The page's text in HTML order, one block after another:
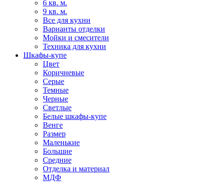
6 кв. м.
9 кв. м.
Все для кухни
Варианты отделки
Мойки и смесители
Техника для кухни
Шкафы-купе
Цвет
Коричневые
Серые
Темные
Черные
Светлые
Белые шкафы-купе
Венге
Размер
Маленькие
Большие
Средние
Отделка и материал
МДФ